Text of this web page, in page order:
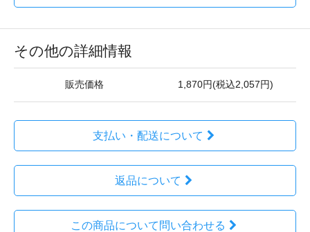
その他の詳細情報
販売価格 1,870円(税込2,057円)
支払い・配送について
返品について
この商品について問い合わせる